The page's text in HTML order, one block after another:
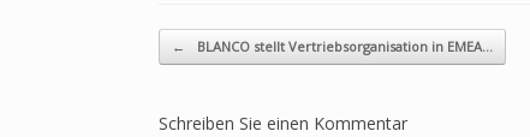
Beitragsnavigation
← BLANCO stellt Vertriebsorganisation in EMEA…
Schreiben Sie einen Kommentar